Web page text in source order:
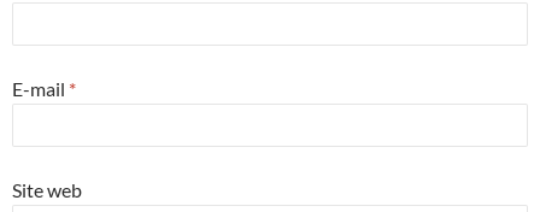
E-mail *
Site web